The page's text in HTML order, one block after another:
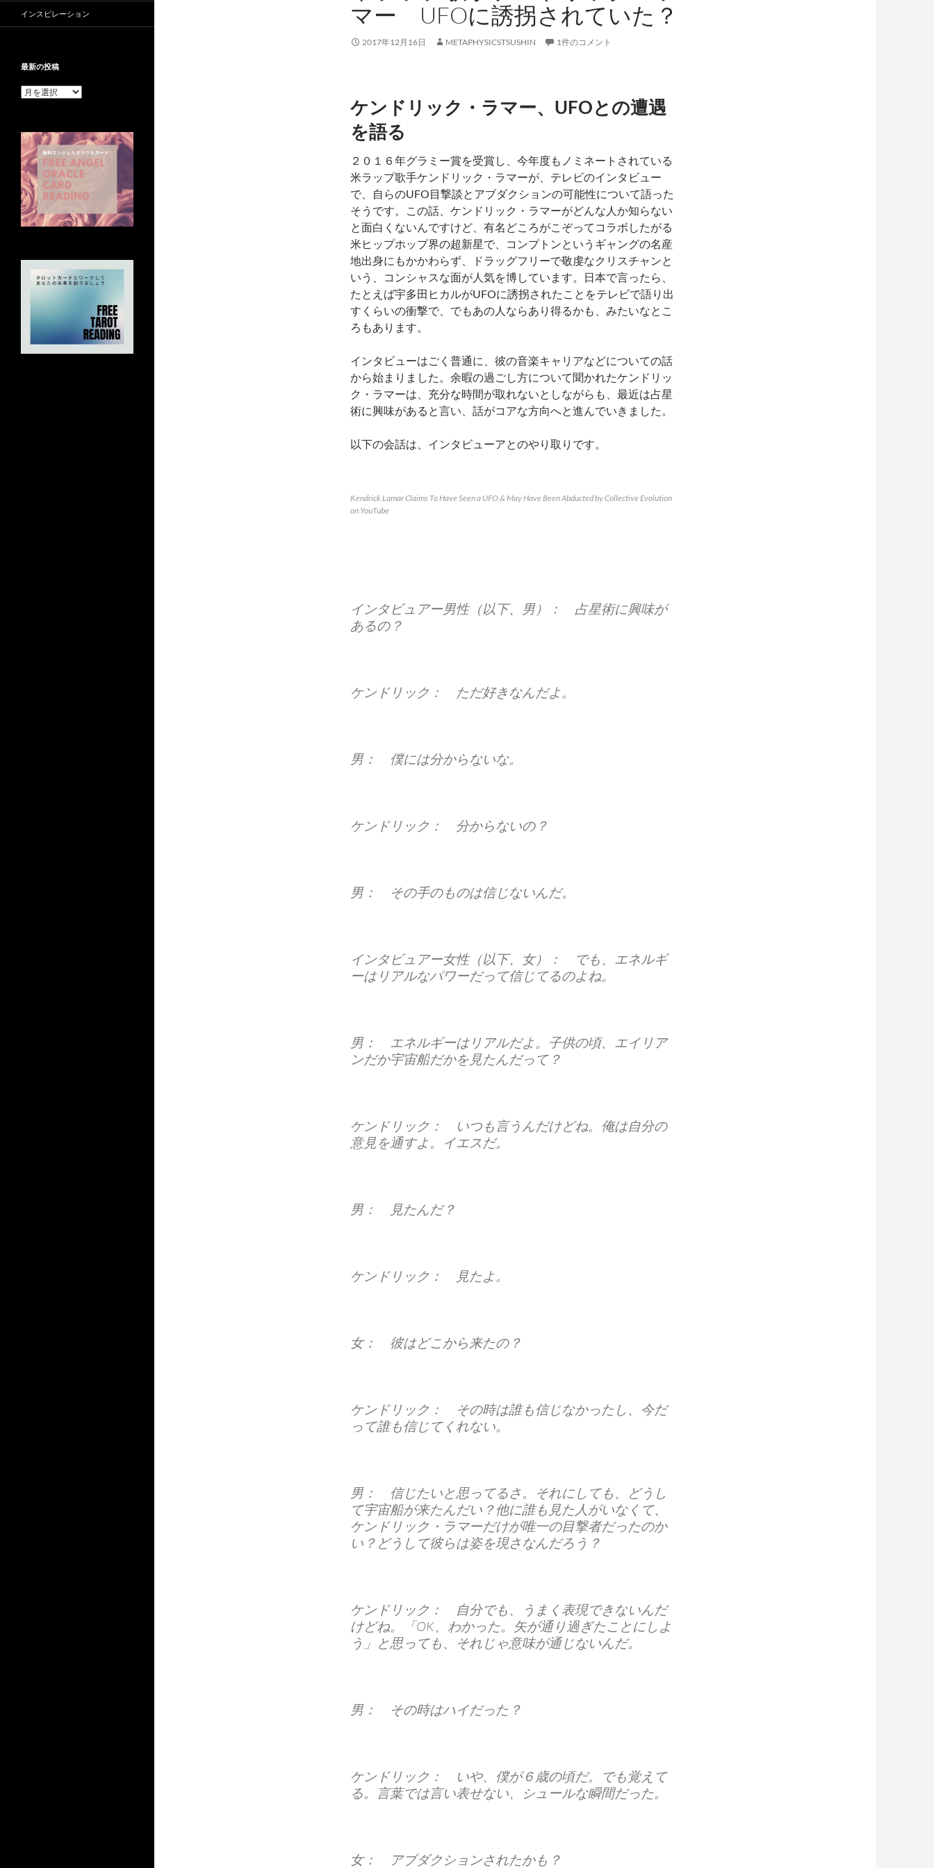
マー UFOに誘拐されていた？
2017年12月16日 METAPHYSICSTSUSHIN 1件のコメント
ケンドリック・ラマー、UFOとの遭遇
を語る
２０１６年グラミー賞を受賞し、今年度もノミネートされている
米ラップ歌手ケンドリック・ラマーが、テレビのインタビュー
で、自らのUFO目撃談とアブダクションの可能性について語った
そうです。この話、ケンドリック・ラマーがどんな人か知らない
と面白くないんですけど、有名どころがこぞってコラボしたがる
米ヒップホップ界の超新星で、コンプトンというギャングの名産
地出身にもかかわらず、ドラッグフリーで敬虔なクリスチャンと
いう、コンシャスな面が人気を博しています。日本で言ったら、
たとえば宇多田ヒカルがUFOに誘拐されたことをテレビで語り出
すくらいの衝撃で、でもあの人ならあり得るかも、みたいなとこ
ろもあります。
インタビューはごく普通に、彼の音楽キャリアなどについての話
から始まりました。余暇の過ごし方について聞かれたケンドリッ
ク・ラマーは、充分な時間が取れないとしながらも、最近は占星
術に興味があると言い、話がコアな方向へと進んでいきました。
以下の会話は、インタビューアとのやり取りです。
Kendrick Lamar Claims To Have Seen a UFO & May Have Been Abducted by Collective Evolution
on YouTube
インタビュアー男性（以下、男）： 占星術に興味が
あるの？
ケンドリック： ただ好きなんだよ。
男： 僕には分からないな。
ケンドリック： 分からないの？
男： その手のものは信じないんだ。
インタビュアー女性（以下、女）： でも、エネルギ
ーはリアルなパワーだって信じてるのよね。
男： エネルギーはリアルだよ。子供の頃、エイリア
ンだか宇宙船だかを見たんだって？
ケンドリック： いつも言うんだけどね。俺は自分の
意見を通すよ。イエスだ。
男： 見たんだ？
ケンドリック： 見たよ。
女： 彼はどこから来たの？
ケンドリック： その時は誰も信じなかったし、今だ
って誰も信じてくれない。
男： 信じたいと思ってるさ。それにしても、どうし
て宇宙船が来たんだい？他に誰も見た人がいなくて、
ケンドリック・ラマーだけが唯一の目撃者だったのか
い？どうして彼らは姿を現さなんだろう？
ケンドリック： 自分でも、うまく表現できないんだ
けどね。「OK、わかった。矢が通り過ぎたことにしよ
う」と思っても、それじゃ意味が通じないんだ。
男： その時はハイだった？
ケンドリック： いや、僕が６歳の頃だ。でも覚えて
る。言葉では言い表せない、シュールな瞬間だった。
女： アブダクションされたかも？
インスピレーション
最新の投稿
最
稿